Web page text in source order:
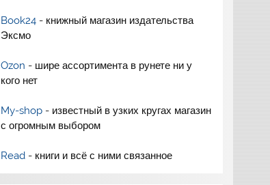
Book24- книжный магазин издательства
Эксмо
Ozon - шире ассортимента в рунете ни у
кого нет
My-shop- известный в узких кругах магазин
с огромным выбором
Read- книги и всё с ними связанное